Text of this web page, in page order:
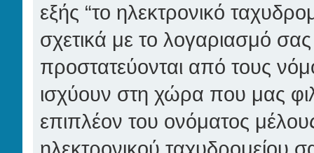
εξής “το ηλεκτρονικό
σχετικά με το λογαριασμό
προστατεύονται από τους
ισχύουν στη χώρα που μας
επιπλέον του ονόματος